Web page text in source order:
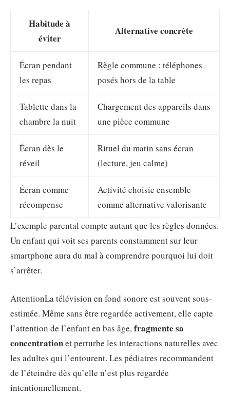
Habitude à
éviter
Alternative concrète
Écran pendant
les repas
Règle commune : téléphones
posés hors de la table
Tablette dans la
chambre la nuit
Chargement des appareils dans
une pièce commune
Écran dès le
réveil
Rituel du matin sans écran
(lecture, jeu calme)
Écran comme
récompense
Activité choisie ensemble
comme alternative valorisante
L’exemple parental compte autant que les règles données.
Un enfant qui voit ses parents constamment sur leur
smartphone aura du mal à comprendre pourquoi lui doit
s’arrêter.
AttentionLa télévision en fond sonore est souvent sous-
estimée. Même sans être regardée activement, elle capte
l’attention de l’enfant en bas âge,fragmente sa
concentrationet perturbe les interactions naturelles avec
les adultes qui l’entourent. Les pédiatres recommandent
de l’éteindre dès qu’elle n’est plus regardée
intentionnellement.